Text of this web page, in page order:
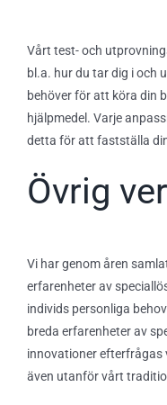
Vårt test- och
bl.a. hur du tar dig i och
behöver för att köra din
hjälpmedel. Varje
detta för att fastställa
Övrig
Vi har genom åren
erfarenheter av
individs personliga
breda erfarenheter av
innovationer efterfrågas
även utanför vårt